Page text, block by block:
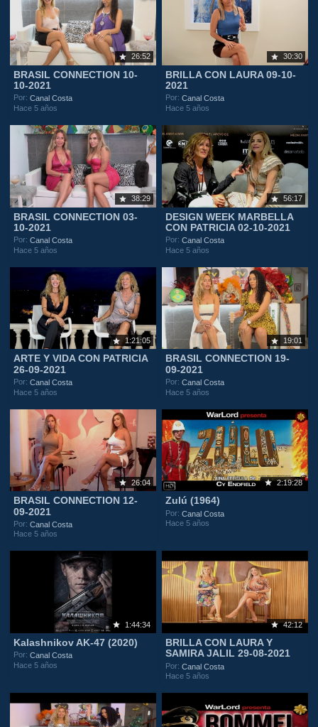
26:52
BRASIL CONNECTION 10-
10-2021
Por:Canal Costa
Hace 5 años
30:30
BRILLA CON LAURA 09-10-
2021
Por:Canal Costa
Hace 5 años
38:29
BRASIL CONNECTION 03-
10-2021
Por:Canal Costa
Hace 5 años
56:17
DESIGN WEEK MARBELLA
CON PATRICIA 02-10-2021
Por:Canal Costa
Hace 5 años
1:21:05
ARTE Y VIDA CON PATRICIA
26-09-2021
Por:Canal Costa
Hace 5 años
19:01
BRASIL CONNECTION 19-
09-2021
Por:Canal Costa
Hace 5 años
26:04
BRASIL CONNECTION 12-
09-2021
Por:Canal Costa
Hace 5 años
2:19:28
Zulú (1964)
Por:Canal Costa
Hace 5 años
1:44:34
Kalashnikov AK-47 (2020)
Por:Canal Costa
Hace 5 años
42:12
BRILLA CON LAURA Y
SAMIRA JALIL 29-08-2021
Por:Canal Costa
Hace 5 años